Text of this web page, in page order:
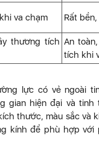
va chạm Rất
thương tích An
tích khi
lực có vẻ ngoài
gian hiện đại và tinh
thước, màu sắc và
kính để phù hợp với